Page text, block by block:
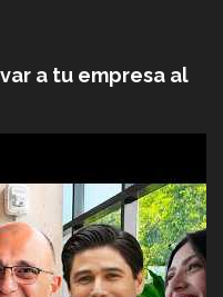
a tu empresa al